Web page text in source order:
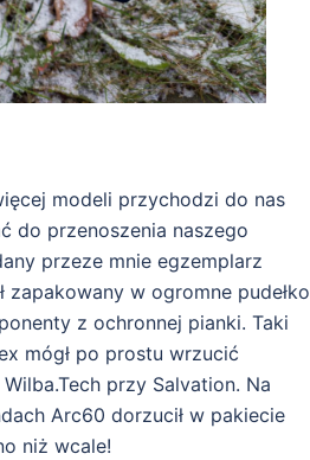
modeli przychodzi do nas
do przenoszenia naszego
przeze mnie egzemplarz
w ogromne pudełko
z ochronnej pianki. Taki
mógł po prostu wrzucić
przy Salvation. Na
Arc60 dorzucił w pakiecie
niż wcale!